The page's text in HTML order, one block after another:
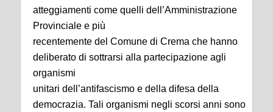
atteggiamenti come quelli dell’Amministrazione
Provinciale e più
recentemente del Comune di Crema che hanno
deliberato di sottrarsi alla partecipazione agli
organismi
unitari dell’antifascismo e della difesa della
democrazia. Tali organismi negli scorsi anni sono